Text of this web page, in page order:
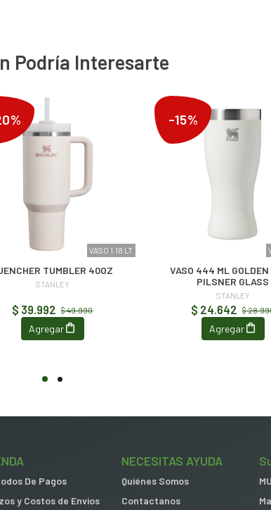
Podría Interesarte
VASO 1.18 LT
TUMBLER 40OZ
STANLEY
$ 49.990
$ 39.992
Agregar
-15%
VASO 444 ML GOLDEN
PILSNER GLASS
STANLEY
$
$ 24.642
Agregar
De Pagos
y Costos de Envios
NECESITAS AYUDA
Quiénes Somos
Contactanos